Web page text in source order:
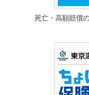
死亡・高額賠償